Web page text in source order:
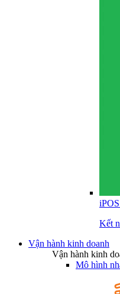
Kết
Vận hành kinh doanh
Vận hành kinh
Mô hình